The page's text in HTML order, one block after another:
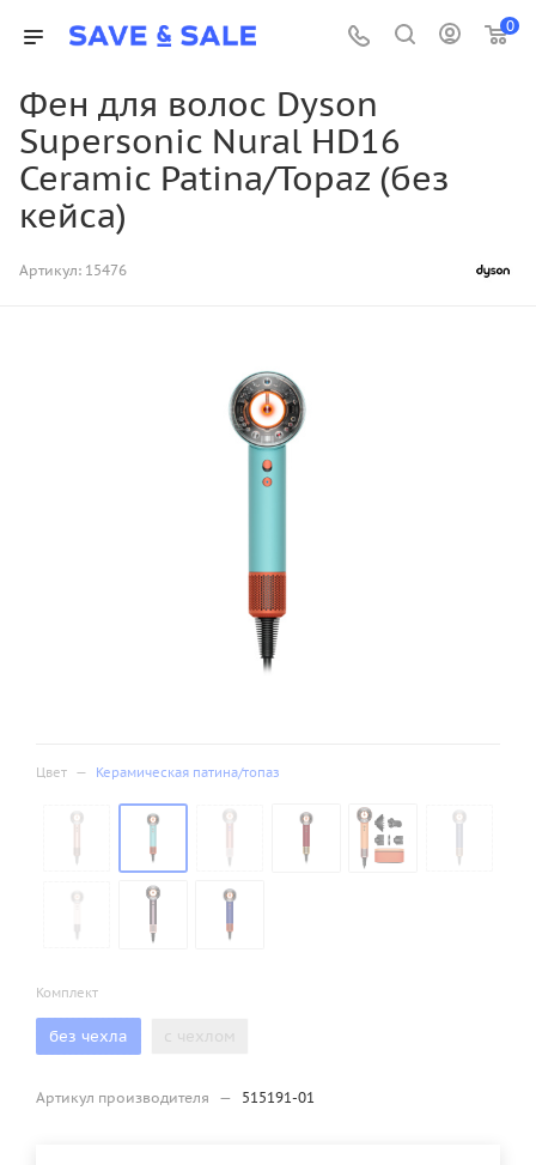
0
Фен для волос Dyson
Supersonic Nural HD16
Ceramic Patina/Topaz (без
кейса)
Артикул: 15476
Цвет — Керамическая патина/топаз
Комплект
без чехла с чехлом
Артикул производителя — 515191-01